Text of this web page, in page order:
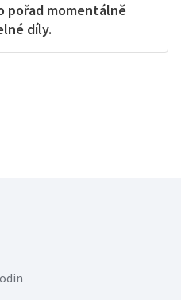
pořad momentálně
díly.